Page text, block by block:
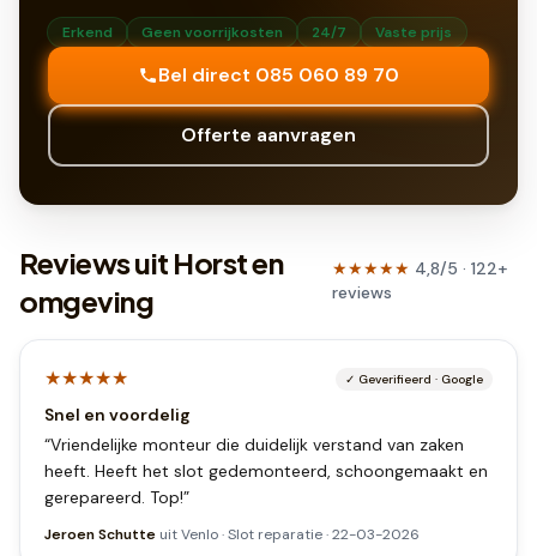
Erkend Geen voorrijkosten 24/7 Vaste prijs
Bel direct 085 060 89 70
Offerte aanvragen
Reviews uit Horst en
omgeving
★★★★★ 4,8/5 · 122+
reviews
★★★★★ ✓ Geverifieerd · Google
Snel en voordelig
“Vriendelijke monteur die duidelijk verstand van zaken
heeft. Heeft het slot gedemonteerd, schoongemaakt en
gerepareerd. Top!”
Jeroen Schutte uitVenlo·Slot reparatie·22-03-2026